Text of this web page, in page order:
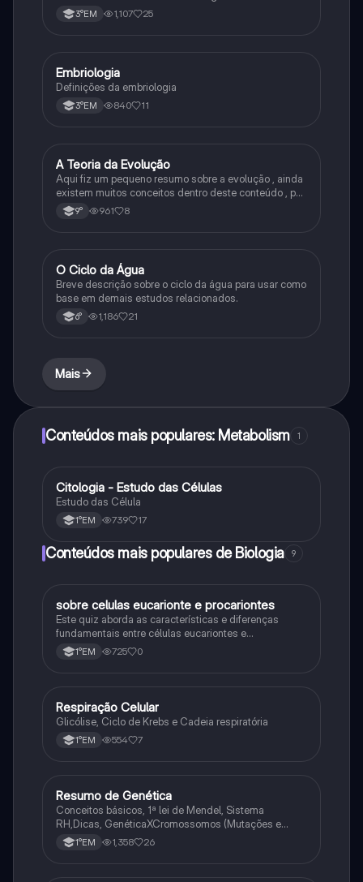
3°EM 1,107 25
Biologia
Embriologia
Definições da embriologia
3°EM 840 11
Biologia
A Teoria da Evolução
Aqui fiz um pequeno resumo sobre a evolução , ainda
existem muitos conceitos dentro deste conteúdo , por
isso sempre é bom procurar por mais fontes e
algumas questões para se resolver e fixar melhor.
9° 961 8
Química
O Ciclo da Água
Breve descrição sobre o ciclo da água para usar como
base em demais estudos relacionados.
6° 1,186 21
Mais
Conteúdos mais populares: Metabolism 1
Biologia
Citologia - Estudo das Células
Estudo das Célula
1°EM 739 17
Conteúdos mais populares de Biologia 9
Biologia
sobre celulas eucarionte e procariontes
Este quiz aborda as características e diferenças
fundamentais entre células eucariontes e
procariontes.
1°EM 725 0
Biologia
Respiração Celular
Glicólise, Ciclo de Krebs e Cadeia respiratória
1°EM 554 7
Biologia
Resumo de Genética
Conceitos básicos, 1ª lei de Mendel, Sistema
RH,Dicas, GenéticaXCromossomos (Mutações e
Variações Genéticas).
1°EM 1,358 26